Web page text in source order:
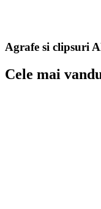
Agrafe si clipsuri
Cele mai